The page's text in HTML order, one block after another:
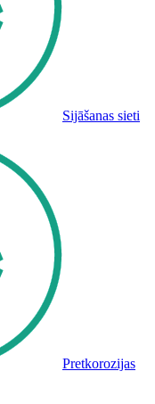
Sijāšanas sieti
Pretkorozijas